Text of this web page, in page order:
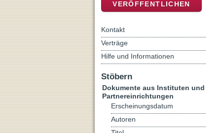
VERÖFFENTLICHEN
Kontakt
Verträge
Hilfe und Informationen
Stöbern
Dokumente aus Instituten und
Partnereinrichtungen
Erscheinungsdatum
Autoren